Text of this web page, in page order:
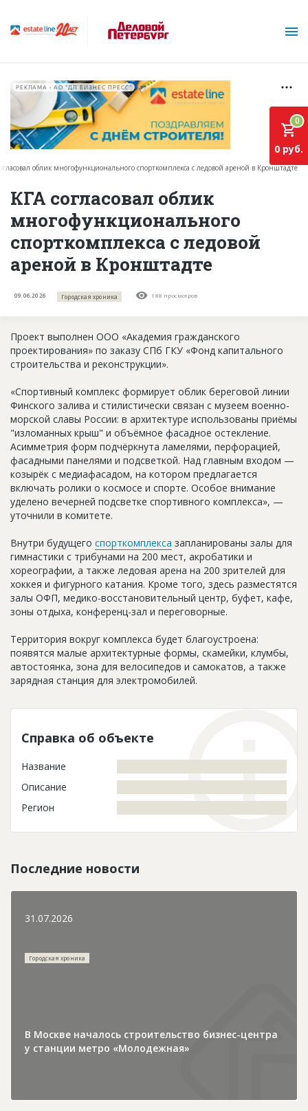
О проекте
Горячие объекты
База строящихся объектов
Инвестпроекты
Глоссарий
Новости
Платные услуги
Пресс-релизы
Правила работы
Контакты
Личный кабинет
РЕКЛАМА • АО "ДП БИЗНЕС ПРЕСС"
облик многофункционального спорткомплекса с ледовой ареной в Кронштадте
КГА согласовал облик
многофункционального
спорткомплекса с ледовой
ареной в Кронштадте
09.06.2026 Городская хроника 188 просмотров
0
0 руб.
Проект выполнен ООО «Академия гражданского
проектирования» по заказу СПб ГКУ «Фонд капитального
строительства и реконструкции».
«Спортивный комплекс формирует облик береговой линии
Финского залива и стилистически связан с музеем военно-
морской славы России: в архитектуре использованы приёмы
"изломанных крыш" и объёмное фасадное остекление.
Асимметрия форм подчёркнута ламелями, перфорацией,
фасадными панелями и подсветкой. Над главным входом —
козырёк с медиафасадом, на котором предлагается
включать ролики о космосе и спорте. Особое внимание
уделено вечерней подсветке спортивного комплекса», —
уточнили в комитете.
Внутри будущего спорткомплекса запланированы залы для
гимнастики с трибунами на 200 мест, акробатики и
хореографии, а также ледовая арена на 200 зрителей для
хоккея и фигурного катания. Кроме того, здесь разместятся
залы ОФП, медико-восстановительный центр, буфет, кафе,
зоны отдыха, конференц-зал и переговорные.
Территория вокруг комплекса будет благоустроена:
появятся малые архитектурные формы, скамейки, клумбы,
автостоянка, зона для велосипедов и самокатов, а также
зарядная станция для электромобилей.
Справка об объекте
Название
Описание
Регион
Последние новости
31.07.2026
Городская хроника
В Москве началось строительство бизнес-центра
у станции метро «Молодежная»